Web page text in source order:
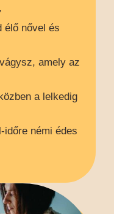
élő nővel és
amely az
a lelkedig
időre némi édes